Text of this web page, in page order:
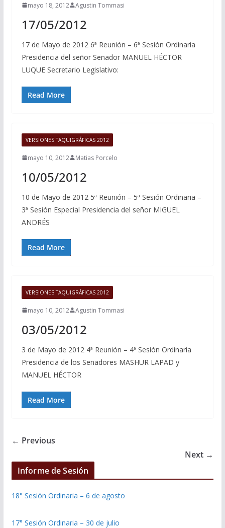
mayo 18, 2012 Agustin Tommasi
17/05/2012
17 de Mayo de 2012 6ª Reunión – 6ª Sesión Ordinaria
Presidencia del señor Senador MANUEL HÉCTOR
LUQUE Secretario Legislativo:
Read More
VERSIONES TAQUIGRÁFICAS 2012
mayo 10, 2012 Matias Porcelo
10/05/2012
10 de Mayo de 2012 5ª Reunión – 5ª Sesión Ordinaria –
3ª Sesión Especial Presidencia del señor MIGUEL
ANDRÉS
Read More
VERSIONES TAQUIGRÁFICAS 2012
mayo 10, 2012 Agustin Tommasi
03/05/2012
3 de Mayo de 2012 4ª Reunión – 4ª Sesión Ordinaria
Presidencia de los Senadores MASHUR LAPAD y
MANUEL HÉCTOR
Read More
← Previous
Next →
Informe de Sesión
18° Sesión Ordinaria – 6 de agosto
17° Sesión Ordinaria – 30 de julio